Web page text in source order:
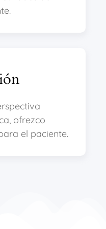
ofrezco
el paciente.